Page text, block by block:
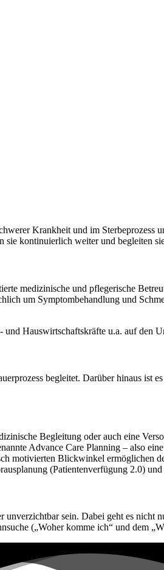
Krankheit und im Sterbeprozess
kontinuierlich weiter und begleiten
medizinische und pflegerische
um Symptombehandlung und
Hauswirtschaftskräfte u.a. auf den
begleitet. Darüber hinaus ist
Begleitung oder auch eine
Advance Care Planning – also
motivierten Blickwinkel ermöglichen
(Patientenverfügung 2.0)
sein. Dabei geht es nicht
(„Woher komme ich“ und dem